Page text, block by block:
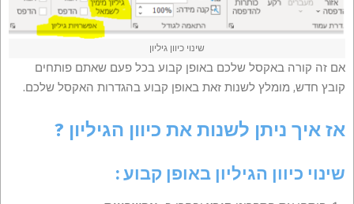
שינוי כיוון גיליון
אם זה קורה באקסל שלכם באופן קבוע בכל פעם שאתם פותחים
קובץ חדש, מומלץ לשנות זאת באופן קבוע בהגדרות האקסל שלכם.
אז איך ניתן לשנות את כיוון הגיליון ?
שינוי כיוון הגיליון באופן קבוע :